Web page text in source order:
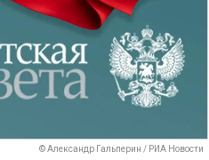
© Александр Гальперин / РИА Новости